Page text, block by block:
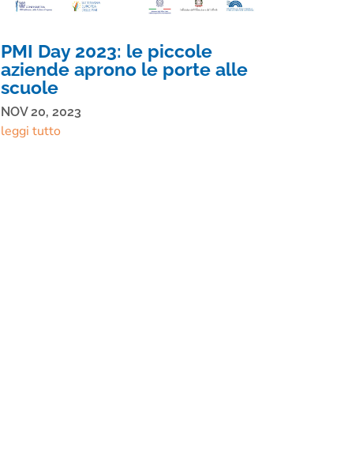
PMI Day 2023: le piccole
aziende aprono le porte alle
scuole
NOV 20, 2023
leggi tutto